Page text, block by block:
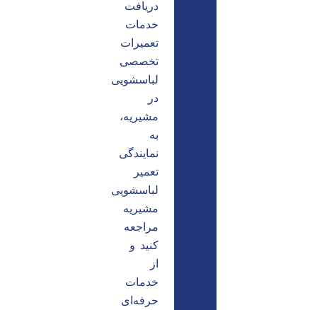
دریافت
خدمات
تعمیرات
تخصصی
لباسشویی
در
مشیریه،
به
نمایندگی
تعمیر
لباسشویی
مشیریه
مراجعه
کنید و
از
خدمات
حرفه‌ای